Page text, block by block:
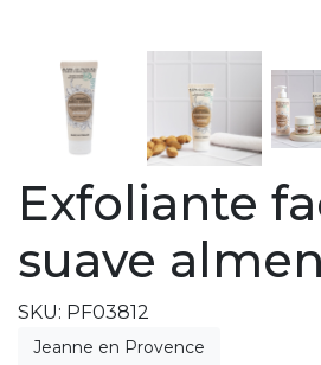
Exfoliante
suave
SKU: PF03812